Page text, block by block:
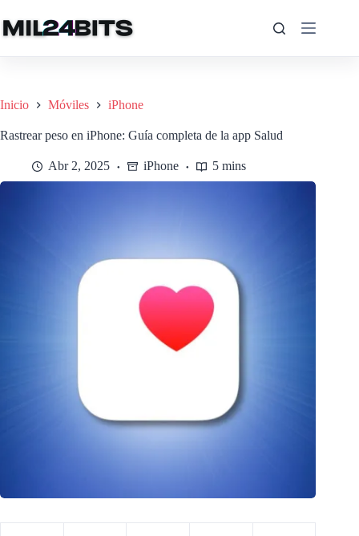
al
contenido
Inicio Móviles iPhone
Rastrear peso en iPhone: Guía completa de la app Salud
Abr 2, 2025 iPhone 5 mins